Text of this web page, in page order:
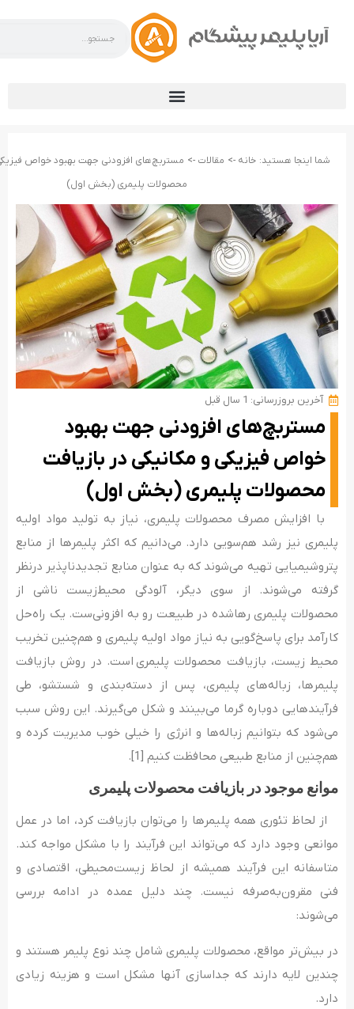
شما اینجا هستید: خانه -> مقالات -> مستربچ‌های افزودنی جهت بهبود خواص
محصولات پلیمری (بخش اول)
آخرین بروزرسانی: 1 سال قبل
مستربچ‌های افزودنی جهت بهبود
خواص فیزیکی و مکانیکی در بازیافت
محصولات پلیمری (بخش اول)
با افزایش مصرف محصولات پلیمری، نیاز به تولید مواد اولیه
پلیمری نیز رشد هم‌سویی دارد. می‌دانیم که اکثر پلیمرها از منابع
پتروشیمیایی تهیه می‌‌شوند که به ‌عنوان منابع تجدیدناپذیر درنظر
گرفته می‌‌‌شوند. از سوی دیگر، آلودگی محیط‌‌زیست ناشی از
محصولات پلیمری رهاشده در طبیعت رو به افزونی‌‌­ست. یک راه‌‌‌حل
کارآمد برای پاسخ‌گویی به نیاز مواد اولیه پلیمری و هم‌چنین تخریب
محیط‌ زیست، بازیافت محصولات پلیمری است. در روش بازیافت
پلیمرها، زباله‌‌های پلیمری، پس از دسته‌‌بندی و شستشو، طی
فرآیندهایی دوباره گرما می‌‌بینند و شکل می‌‌گیرند. این روش سبب
می‌شود که بتوانیم زباله‌‌ها و انرژی را خیلی خوب مدیریت کرده و
هم‌چنین از منابع طبیعی محافظت کنیم [1].
موانع موجود در بازیافت محصولات پلیمری
از لحاظ تئوری همه‌ پلیمرها را می‌توان بازیافت کرد، اما در عمل
موانعی وجود دارد که می‌تواند این فرآیند را با مشکل مواجه کند.
متاسفانه این فرآیند همیشه از لحاظ زیست‌محیطی، اقتصادی و
فنی مقرون‌به‌صرفه نیست. چند دلیل عمده در ادامه بررسی
می‌شوند:
در بیش‌تر مواقع، محصولات پلیمری شامل چند نوع پلیمر هستند و
چندین لایه دارند که جداسازی آنها مشکل است و هزینه زیادی
دارد.